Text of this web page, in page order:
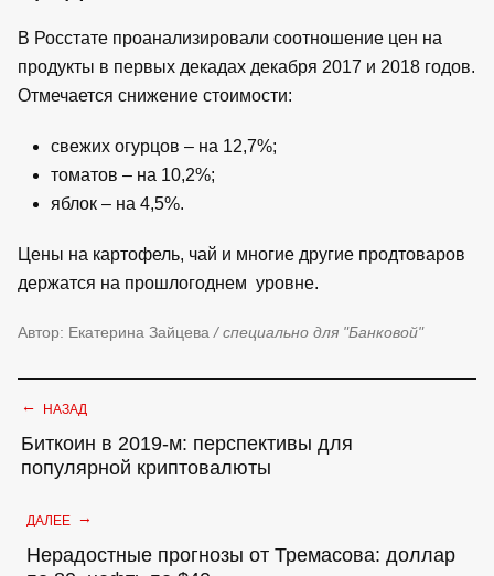
В Росстате проанализировали соотношение цен на
продукты в первых декадах декабря 2017 и 2018 годов.
Отмечается снижение стоимости:
свежих огурцов – на 12,7%;
томатов – на 10,2%;
яблок – на 4,5%.
Цены на картофель, чай и многие другие продтоваров
держатся на прошлогоднем уровне.
Автор: Екатерина Зайцева / специально для "Банковой"
← НАЗАД
Биткоин в 2019-м: перспективы для
популярной криптовалюты
ДАЛЕЕ →
Нерадостные прогнозы от Тремасова: доллар